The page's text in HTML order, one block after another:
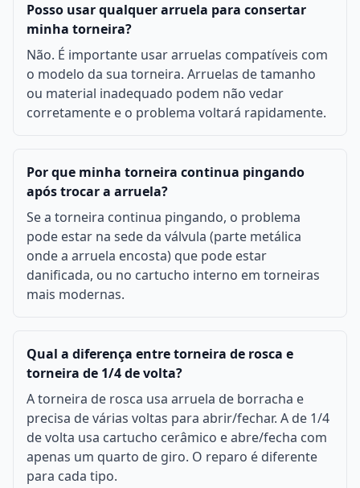
Posso usar qualquer arruela para consertar
minha torneira?
Não. É importante usar arruelas compatíveis com
o modelo da sua torneira. Arruelas de tamanho
ou material inadequado podem não vedar
corretamente e o problema voltará rapidamente.
Por que minha torneira continua pingando
após trocar a arruela?
Se a torneira continua pingando, o problema
pode estar na sede da válvula (parte metálica
onde a arruela encosta) que pode estar
danificada, ou no cartucho interno em torneiras
mais modernas.
Qual a diferença entre torneira de rosca e
torneira de 1/4 de volta?
A torneira de rosca usa arruela de borracha e
precisa de várias voltas para abrir/fechar. A de 1/4
de volta usa cartucho cerâmico e abre/fecha com
apenas um quarto de giro. O reparo é diferente
para cada tipo.